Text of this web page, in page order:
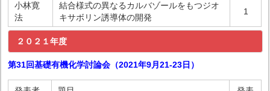
小林寛
法
結合様式の異なるカルバゾールをもつジオ
キサボリン誘導体の開発
1
２０２１年度
第31回基礎有機化学討論会（2021年9月21-23日 ）